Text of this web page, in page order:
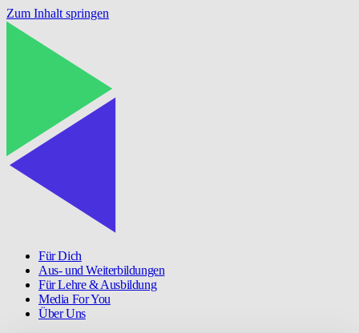
Zum Inhalt springen
Für Dich
Aus- und Weiterbildungen
Für Lehre & Ausbildung
Media For You
Über Uns